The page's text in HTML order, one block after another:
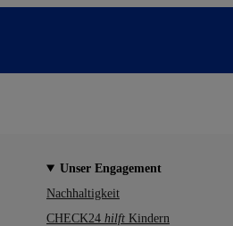
Unser Engagement
Nachhaltigkeit
CHECK24 hilft Kindern